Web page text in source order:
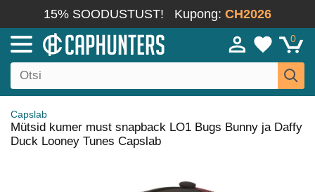
15% SOODUSTUST! Kupong: CH2026
0
Capslab
Mütsid kumer must snapback LO1 Bugs Bunny ja Daffy
Duck Looney Tunes Capslab